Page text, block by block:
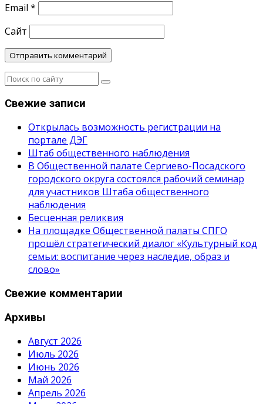
Email *
Сайт
Свежие записи
Открылась возможность регистрации на
портале ДЭГ
Штаб общественного наблюдения
В Общественной палате Сергиево-Посадского
городского округа состоялся рабочий семинар
для участников Штаба общественного
наблюдения
Бесценная реликвия
На площадке Общественной палаты СПГО
прошёл стратегический диалог «Культурный код
семьи: воспитание через наследие, образ и
слово»
Свежие комментарии
Архивы
Август 2026
Июль 2026
Июнь 2026
Май 2026
Апрель 2026